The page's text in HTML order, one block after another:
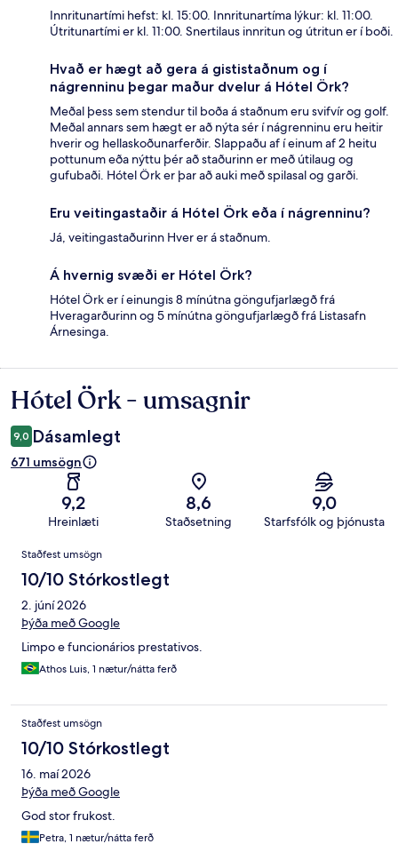
Innritunartími hefst: kl. 15:00. Innritunartíma lýkur: kl. 11:00.
Útritunartími er kl. 11:00. Snertilaus innritun og útritun er í boði.
Hvað er hægt að gera á gististaðnum og í
nágrenninu þegar maður dvelur á Hótel Örk?
Meðal þess sem stendur til boða á staðnum eru svifvír og golf.
Meðal annars sem hægt er að nýta sér í nágrenninu eru heitir
hverir og hellaskoðunarferðir. Slappaðu af í einum af 2 heitu
pottunum eða nýttu þér að staðurinn er með útilaug og
gufubaði. Hótel Örk er þar að auki með spilasal og garði.
Eru veitingastaðir á Hótel Örk eða í nágrenninu?
Já, veitingastaðurinn Hver er á staðnum.
Á hvernig svæði er Hótel Örk?
Hótel Örk er í einungis 8 mínútna göngufjarlægð frá
Hveragarðurinn og 5 mínútna göngufjarlægð frá Listasafn
Árnesinga.
Umsagnir
Hótel Örk - umsagnir
9,0 Dásamlegt
671 umsögn
9,2
Hreinlæti
8,6
Staðsetning
9,0
Starfsfólk og þjónusta
Umsagnir
Staðfest umsögn
10/10 Stórkostlegt
2. júní 2026
Þýða með Google
Limpo e funcionários prestativos.
Athos Luis, 1 nætur/nátta ferð
Staðfest umsögn
10/10 Stórkostlegt
16. maí 2026
Þýða með Google
God stor frukost.
Petra, 1 nætur/nátta ferð